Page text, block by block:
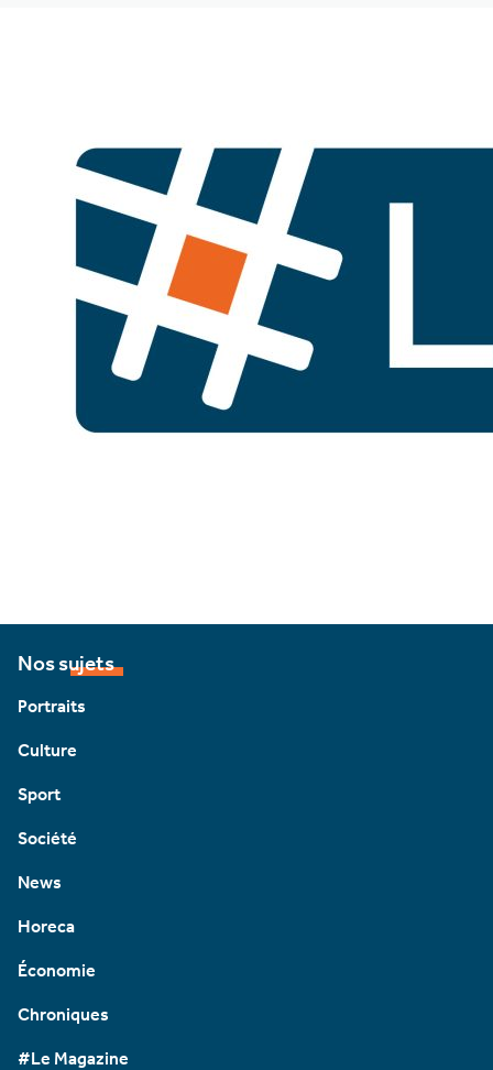
Nos sujets
Portraits
Culture
Sport
Société
News
Horeca
Économie
Chroniques
#Le Magazine